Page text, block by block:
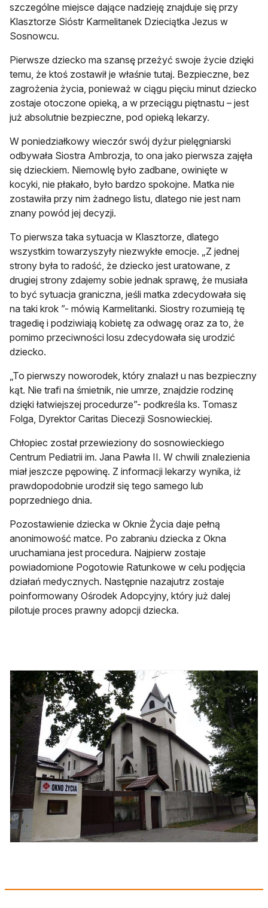
szczególne miejsce dające nadzieję znajduje się przy
Klasztorze Sióstr Karmelitanek Dzieciątka Jezus w
Sosnowcu.
Pierwsze dziecko ma szansę przeżyć swoje życie dzięki
temu, że ktoś zostawił je właśnie tutaj. Bezpieczne, bez
zagrożenia życia, ponieważ w ciągu pięciu minut dziecko
zostaje otoczone opieką, a w przeciągu piętnastu – jest
już absolutnie bezpieczne, pod opieką lekarzy.
W poniedziałkowy wieczór swój dyżur pielęgniarski
odbywała Siostra Ambrozja, to ona jako pierwsza zajęła
się dzieckiem. Niemowlę było zadbane, owinięte w
kocyki, nie płakało, było bardzo spokojne. Matka nie
zostawiła przy nim żadnego listu, dlatego nie jest nam
znany powód jej decyzji.
To pierwsza taka sytuacja w Klasztorze, dlatego
wszystkim towarzyszyły niezwykłe emocje. „Z jednej
strony była to radość, że dziecko jest uratowane, z
drugiej strony zdajemy sobie jednak sprawę, że musiała
to być sytuacja graniczna, jeśli matka zdecydowała się
na taki krok ”- mówią Karmelitanki. Siostry rozumieją tę
tragedię i podziwiają kobietę za odwagę oraz za to, że
pomimo przeciwności losu zdecydowała się urodzić
dziecko.
„To pierwszy noworodek, który znalazł u nas bezpieczny
kąt. Nie trafi na śmietnik, nie umrze, znajdzie rodzinę
dzięki łatwiejszej procedurze”- podkreśla ks. Tomasz
Folga, Dyrektor Caritas Diecezji Sosnowieckiej.
Chłopiec został przewieziony do sosnowieckiego
Centrum Pediatrii im. Jana Pawła II. W chwili znalezienia
miał jeszcze pępowinę. Z informacji lekarzy wynika, iż
prawdopodobnie urodził się tego samego lub
poprzedniego dnia.
Pozostawienie dziecka w Oknie Życia daje pełną
anonimowość matce. Po zabraniu dziecka z Okna
uruchamiana jest procedura. Najpierw zostaje
powiadomione Pogotowie Ratunkowe w celu podjęcia
działań medycznych. Następnie nazajutrz zostaje
poinformowany Ośrodek Adopcyjny, który już dalej
pilotuje proces prawny adopcji dziecka.